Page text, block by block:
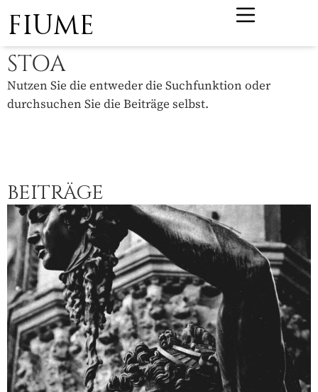
FIUME
STOA
Nutzen Sie die entweder die Suchfunktion oder
durchsuchen Sie die Beiträge selbst.
BEITRÄGE